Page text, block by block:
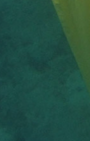
Компания AZART предлагает